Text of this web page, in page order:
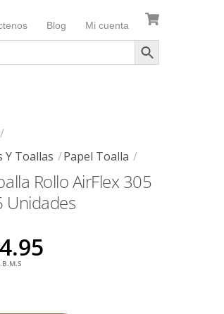
Blog Mi cuenta
Y Toallas
Papel Toalla
Rollo AirFlex 305
Unidades